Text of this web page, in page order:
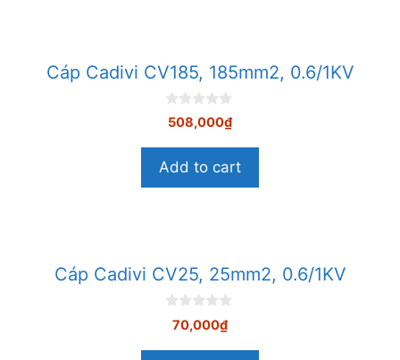
Cáp Cadivi CV185, 185mm2, 0.6/1KV
0
n
à
5
508,000₫
Add to cart
Cáp Cadivi CV25, 25mm2, 0.6/1KV
70,000₫